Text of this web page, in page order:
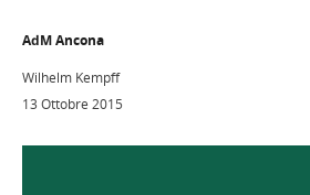
AdM Ancona
Wilhelm Kempff
13 Ottobre 2015